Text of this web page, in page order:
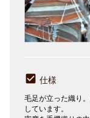
仕様
毛足が立った織り
しています。